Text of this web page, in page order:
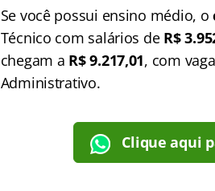
Se você possui ensino médio, o
Técnico com salários de R$
chegam a R$ 9.217,01, com
Administrativo.
Clique aqui